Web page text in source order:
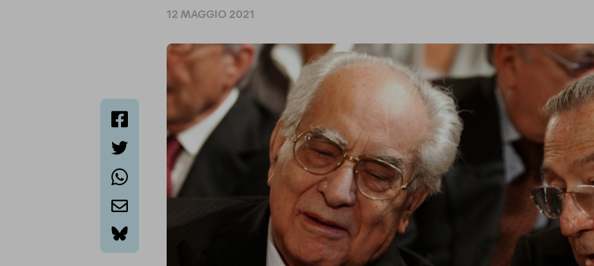
12 MAGGIO 2021
bluesky